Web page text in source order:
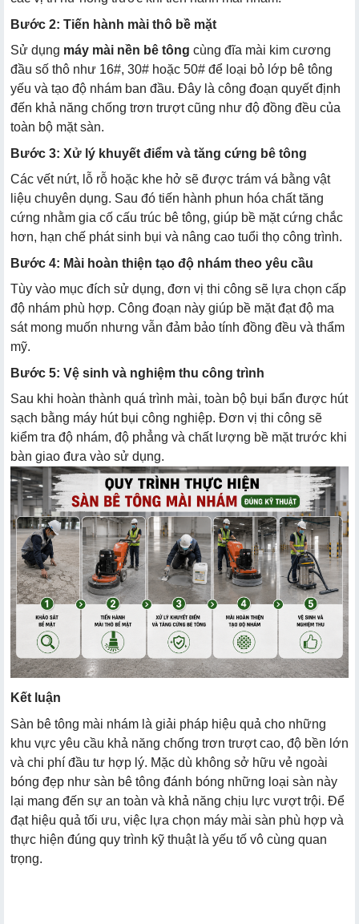
Bước 2: Tiến hành mài thô bề mặt
Sử dụng máy mài nền bê tông cùng đĩa mài kim cương
đầu số thô như 16#, 30# hoặc 50# để loại bỏ lớp bê tông
yếu và tạo độ nhám ban đầu. Đây là công đoạn quyết định
đến khả năng chống trơn trượt cũng như độ đồng đều của
toàn bộ mặt sàn.
Bước 3: Xử lý khuyết điểm và tăng cứng bê tông
Các vết nứt, lỗ rỗ hoặc khe hở sẽ được trám vá bằng vật
liệu chuyên dụng. Sau đó tiến hành phun hóa chất tăng
cứng nhằm gia cố cấu trúc bê tông, giúp bề mặt cứng chắc
hơn, hạn chế phát sinh bụi và nâng cao tuổi thọ công trình.
Bước 4: Mài hoàn thiện tạo độ nhám theo yêu cầu
Tùy vào mục đích sử dụng, đơn vị thi công sẽ lựa chọn cấp
độ nhám phù hợp. Công đoạn này giúp bề mặt đạt độ ma
sát mong muốn nhưng vẫn đảm bảo tính đồng đều và thẩm
mỹ.
Bước 5: Vệ sinh và nghiệm thu công trình
Sau khi hoàn thành quá trình mài, toàn bộ bụi bẩn được hút
sạch bằng máy hút bụi công nghiệp. Đơn vị thi công sẽ
kiểm tra độ nhám, độ phẳng và chất lượng bề mặt trước khi
bàn giao đưa vào sử dụng.
Kết luận
Sàn bê tông mài nhám là giải pháp hiệu quả cho những
khu vực yêu cầu khả năng chống trơn trượt cao, độ bền lớn
và chi phí đầu tư hợp lý. Mặc dù không sở hữu vẻ ngoài
bóng đẹp như sàn bê tông đánh bóng những loại sàn này
lại mang đến sự an toàn và khả năng chịu lực vượt trội. Để
đạt hiệu quả tối ưu, việc lựa chọn máy mài sàn phù hợp và
thực hiện đúng quy trình kỹ thuật là yếu tố vô cùng quan
trọng.